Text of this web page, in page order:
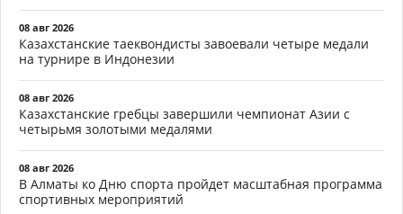
08 авг 2026
Казахстанские таеквондисты завоевали четыре медали
на турнире в Индонезии
08 авг 2026
Казахстанские гребцы завершили чемпионат Азии с
четырьмя золотыми медалями
08 авг 2026
В Алматы ко Дню спорта пройдет масштабная программа
спортивных мероприятий